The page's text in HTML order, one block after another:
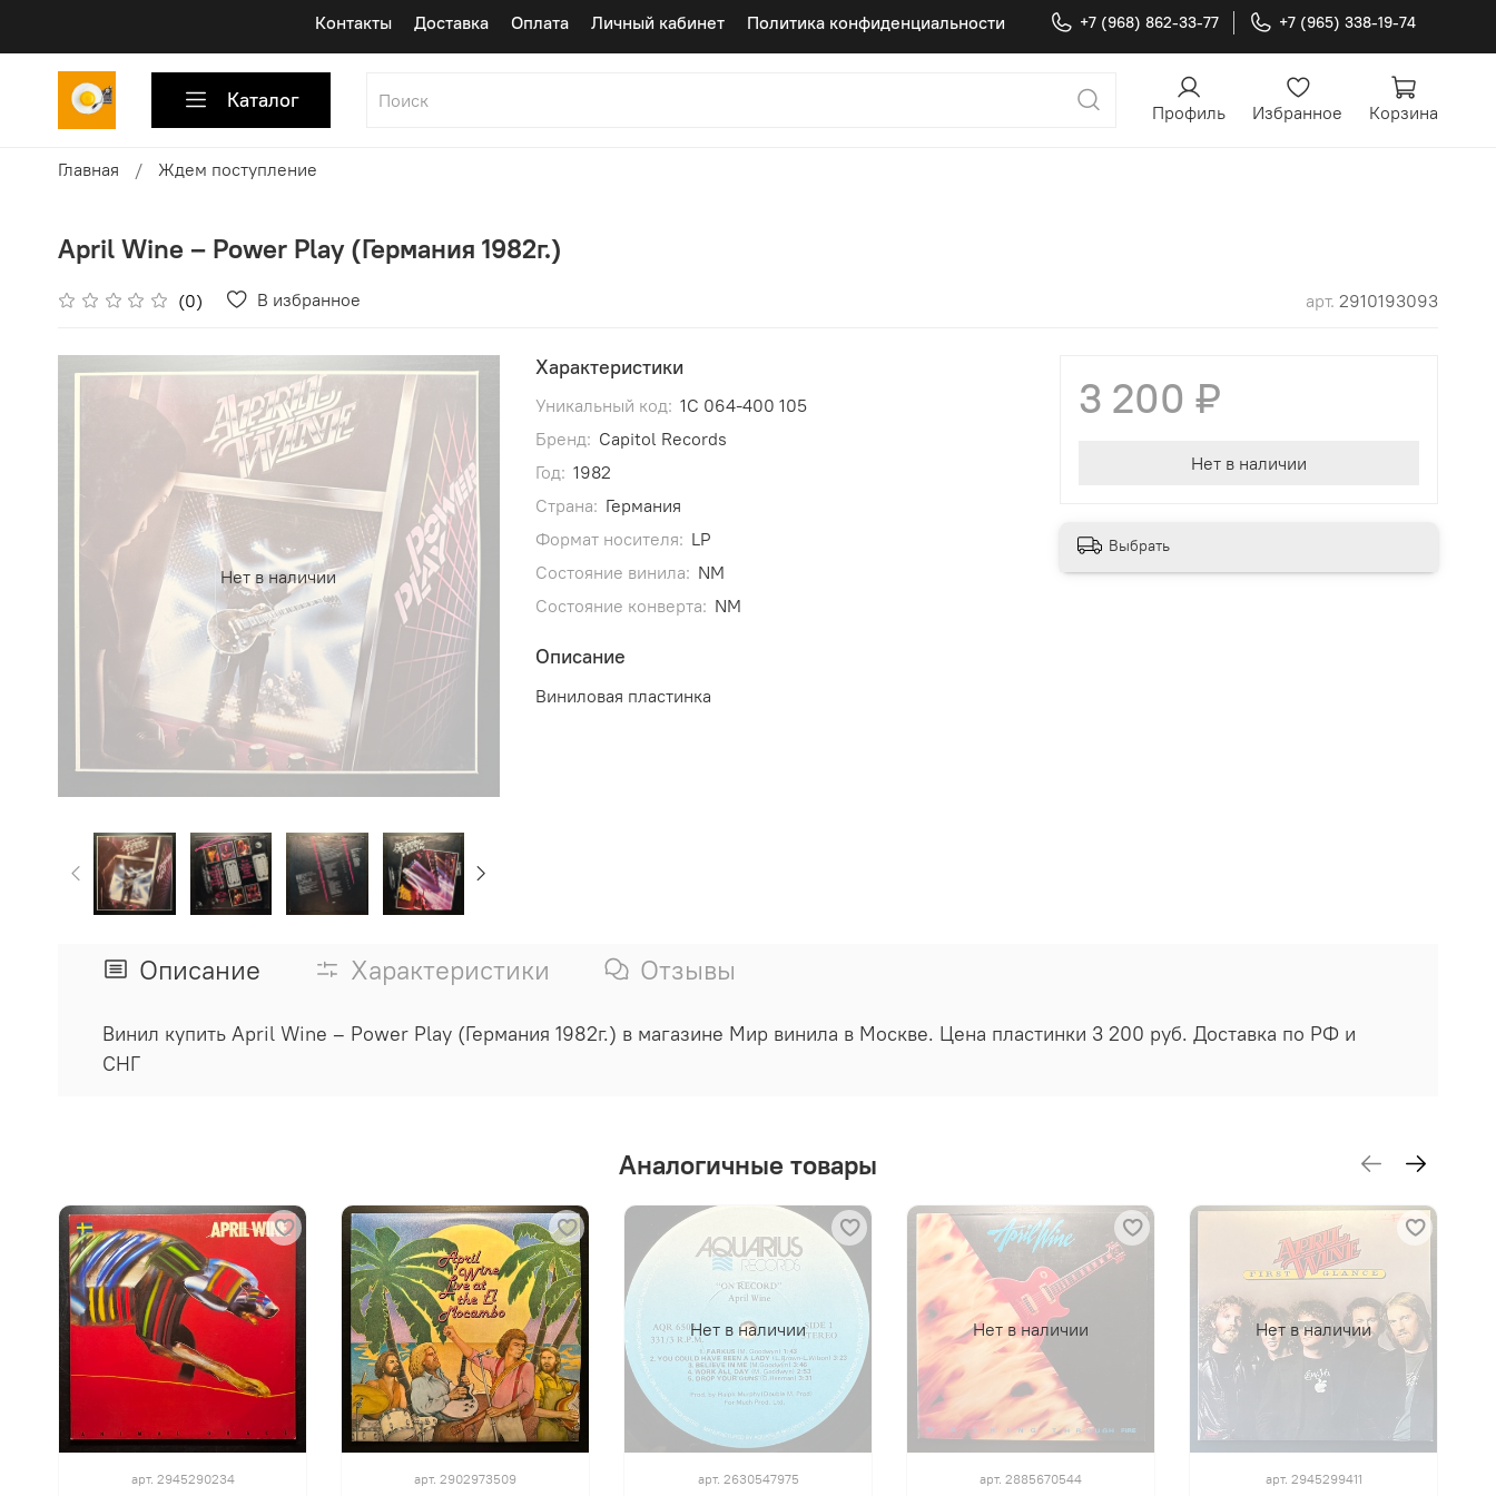
Контакты Доставка Оплата Личный кабинет Политика конфиденциальности +7 (968) 862-33-77 +7 (965) 338-19-74
Каталог Профиль Избранное Корзина
Главная Ждем поступление
April Wine ‎– Power Play (Германия 1982г.)
(0) В избранное арт. 2910193093
Нет в наличии
Характеристики
Уникальный код: 1C 064-400 105
Бренд: Capitol Records
Год: 1982
Страна: Германия
Формат носителя: LP
Состояние винила: NM
Состояние конверта: NM
Описание
Виниловая пластинка
3 200 ₽
Нет в наличии
Выбрать
Описание Характеристики Отзывы
Винил купить April Wine ‎– Power Play (Германия 1982г.) в магазине Мир винила в Москве. Цена пластинки 3 200 руб. Доставка по РФ и
СНГ
Аналогичные товары
арт. 2945290234 арт. 2902973509
Нет в наличии
арт. 2630547975
Нет в наличии
арт. 2885670544
Нет в наличии
арт. 2945299411